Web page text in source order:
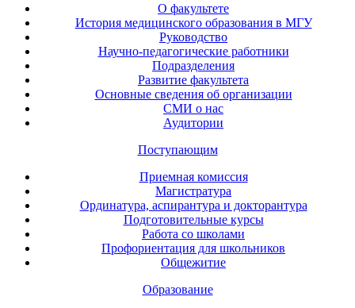
О факультете
История медицинского образования в МГУ
Руководство
Научно-педагогические работники
Подразделения
Развитие факультета
Основные сведения об организации
СМИ о нас
Аудитории
Поступающим
Приемная комиссия
Магистратура
Ординатура, аспирантура и докторантура
Подготовительные курсы
Работа со школами
Профориентация для школьников
Общежитие
Образование